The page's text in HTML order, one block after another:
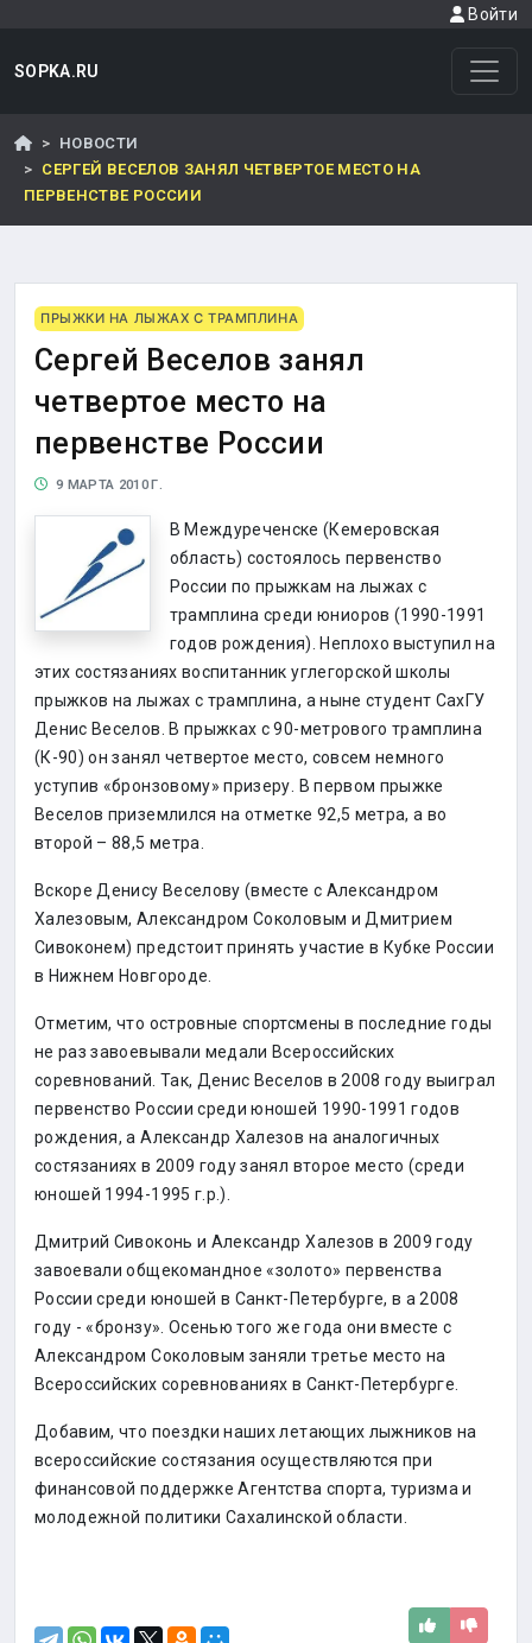
Войти
SOPKA.RU
НОВОСТИ
СЕРГЕЙ ВЕСЕЛОВ ЗАНЯЛ ЧЕТВЕРТОЕ МЕСТО НА
ПЕРВЕНСТВЕ РОССИИ
ПРЫЖКИ НА ЛЫЖАХ С ТРАМПЛИНА
Сергей Веселов занял
четвертое место на
первенстве России
9 МАРТА 2010 Г.
В Междуреченске (Кемеровская
область) состоялось первенство
России по прыжкам на лыжах с
трамплина среди юниоров (1990-1991
годов рождения). Неплохо выступил на
этих состязаниях воспитанник углегорской школы
прыжков на лыжах с трамплина, а ныне студент СахГУ
Денис Веселов. В прыжках с 90-метрового трамплина
(К-90) он занял четвертое место, совсем немного
уступив «бронзовому» призеру. В первом прыжке
Веселов приземлился на отметке 92,5 метра, а во
второй – 88,5 метра.
Вскоре Денису Веселову (вместе с Александром
Халезовым, Александром Соколовым и Дмитрием
Сивоконем) предстоит принять участие в Кубке России
в Нижнем Новгороде.
Отметим, что островные спортсмены в последние годы
не раз завоевывали медали Всероссийских
соревнований. Так, Денис Веселов в 2008 году выиграл
первенство России среди юношей 1990-1991 годов
рождения, а Александр Халезов на аналогичных
состязаниях в 2009 году занял второе место (среди
юношей 1994-1995 г.р.).
Дмитрий Сивоконь и Александр Халезов в 2009 году
завоевали общекомандное «золото» первенства
России среди юношей в Санкт-Петербурге, в а 2008
году - «бронзу». Осенью того же года они вместе с
Александром Соколовым заняли третье место на
Всероссийских соревнованиях в Санкт-Петербурге.
Добавим, что поездки наших летающих лыжников на
всероссийские состязания осуществляются при
финансовой поддержке Агентства спорта, туризма и
молодежной политики Сахалинской области.